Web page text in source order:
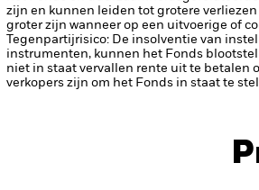
zijn en kunnen leiden tot grotere
groter zijn wanneer op een uitvoerige of
Tegenpartijrisico: De insolventie van
instrumenten, kunnen het Fonds
niet in staat vervallen rente uit te betalen
verkopers zijn om het Fonds in staat te